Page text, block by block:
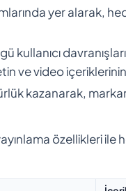
yer alarak,
kullanıcı
ve video
kazanarak,
özellikleri